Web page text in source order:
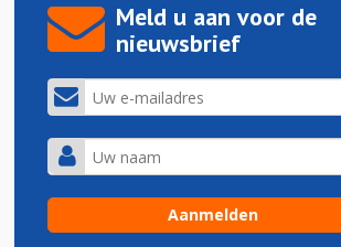
Meld u aan voor de
nieuwsbrief